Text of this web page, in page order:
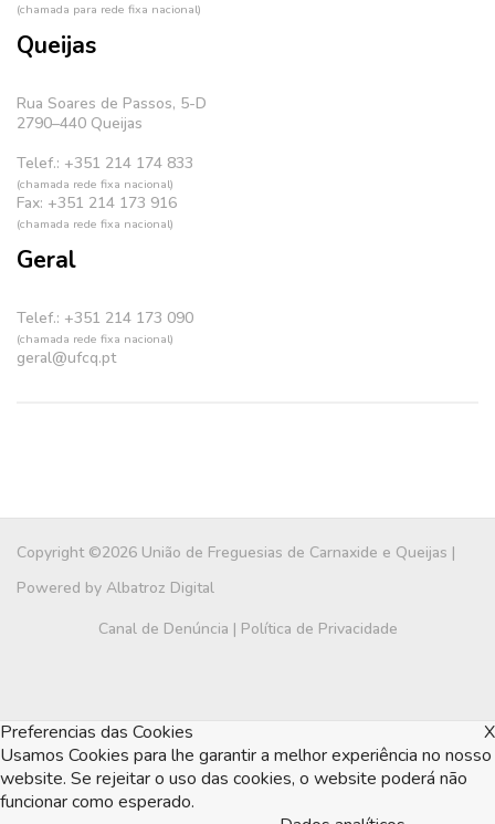
(chamada para rede fixa nacional)
Queijas
Rua Soares de Passos, 5-D
2790–440 Queijas
Telef.: +351 214 174 833
(chamada rede fixa nacional)
Fax: +351 214 173 916
(chamada rede fixa nacional)
Geral
Telef.: +351 214 173 090
(chamada rede fixa nacional)
geral@ufcq.pt
Copyright ©2026 União de Freguesias de Carnaxide e Queijas |
Powered by Albatroz Digital
Canal de Denúncia | Política de Privacidade
X
Preferencias das Cookies
Usamos Cookies para lhe garantir a melhor experiência no nosso
website. Se rejeitar o uso das cookies, o website poderá não
funcionar como esperado.